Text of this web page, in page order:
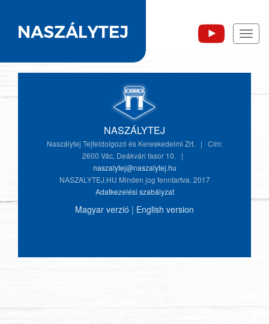
NASZÁLYTEJ
Naszálytej Tejfeldolgozó és Kereskedelmi Zrt. | Cím:
2600 Vác, Deákvári fasor 10. |
naszalytej@naszalytej.hu
NASZALYTEJ.HU Minden jog fenntartva. 2017
Adatkezelési szabályzat
Magyar verzió | English version